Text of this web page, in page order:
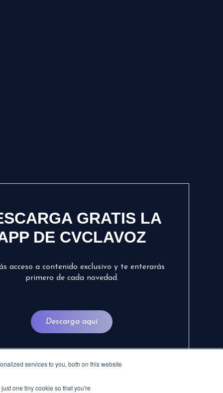
services to you, both on this website
one tiny cookie so that you're
GRATIS LA
DE CVCLAVOZ
acceso a contenido exclusivo y te enterarás
primero de cada novedad.
Descarga aquí